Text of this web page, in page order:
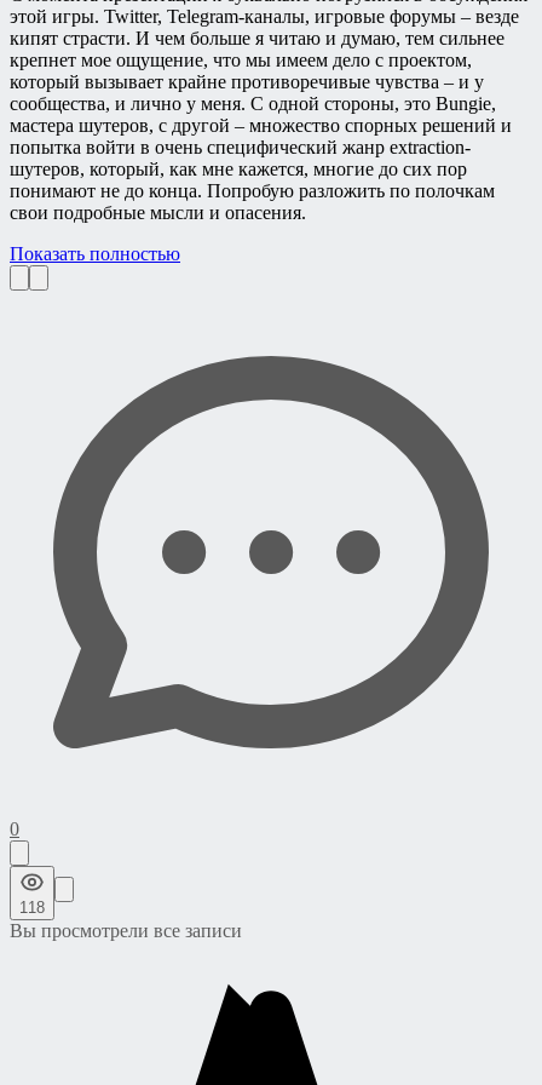
этой игры. Twitter, Telegram-каналы, игровые форумы – везде
кипят страсти. И чем больше я читаю и думаю, тем сильнее
крепнет мое ощущение, что мы имеем дело с проектом,
который вызывает крайне противоречивые чувства – и у
сообщества, и лично у меня. С одной стороны, это Bungie,
мастера шутеров, с другой – множество спорных решений и
попытка войти в очень специфический жанр extraction-
шутеров, который, как мне кажется, многие до сих пор
понимают не до конца. Попробую разложить по полочкам
свои подробные мысли и опасения.
Показать полностью
0
118
Вы просмотрели все записи